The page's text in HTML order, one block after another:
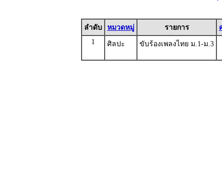
ลำดับ หมวดหมู่ รายการ
1
ศิลปะ ขับร้องเพลงไทย ม.1-ม.3